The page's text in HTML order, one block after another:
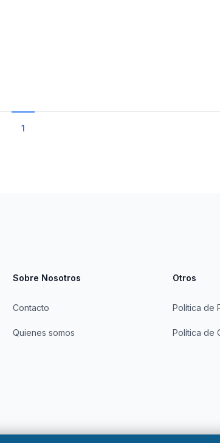
1
Sobre Nosotros
Contacto
Quienes somos
Otros
Política de
Política de